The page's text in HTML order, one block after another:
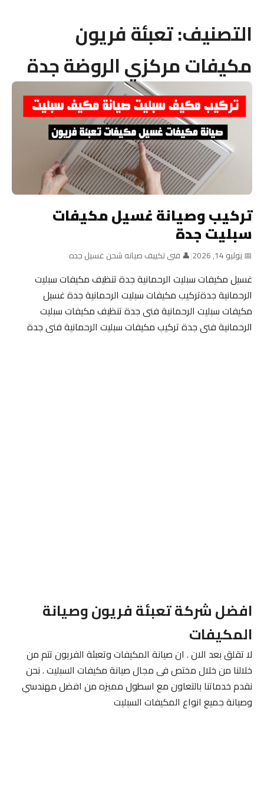
التصنيف:تعبئة فريون
مكيفات مركزي الروضة جدة
تركيب وصيانة غسيل مكيفات
سبليت جدة
📅 يوليو 14, 2026 |👤 فنى تكييف صيانه شحن غسيل جده
غسيل مكيفات سبليت الرحمانية جدة تنظيف مكيفات سبليت
الرحمانية جدةتركيب مكيفات سبليت الرحمانية جدة غسيل
مكيفات سبليت الرحمانية فنى جدة تنظيف مكيفات سبليت
الرحمانية فنى جدة تركيب مكيفات سبليت الرحمانية فنى جدة
افضل شركة تعبئة فريون وصيانة
المكيفات
لا تقلق بعد الان . ان صيانة المكيفات وتعبئة الفريون تتم من
خلالنا من خلال مختص فى مجال صيانة مكيفات السبليت . نحن
نقدم خدماتنا بالتعاون مع اسطول مميزه من افضل مهندسي
وصيانة جميع انواع المكيفات السبليت